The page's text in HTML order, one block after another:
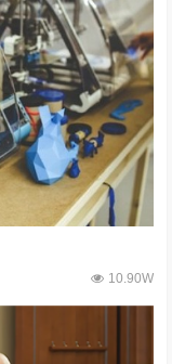
10.90W